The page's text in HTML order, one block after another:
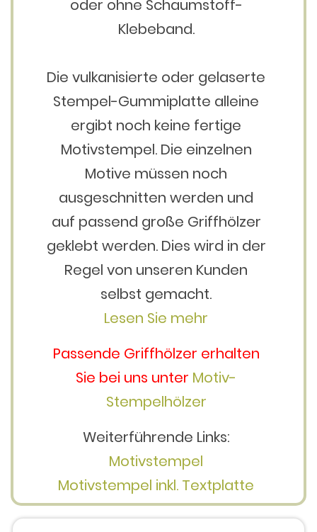
oder ohne Schaumstoff-
Klebeband.
Die vulkanisierte oder gelaserte
Stempel-Gummiplatte alleine
ergibt noch keine fertige
Motivstempel. Die einzelnen
Motive müssen noch
ausgeschnitten werden und
auf passend große Griffhölzer
geklebt werden. Dies wird in der
Regel von unseren Kunden
selbst gemacht.
Lesen Sie mehr
Passende Griffhölzer erhalten
Sie bei uns unter Motiv-
Stempelhölzer
Weiterführende Links:
Motivstempel
Motivstempel inkl. Textplatte